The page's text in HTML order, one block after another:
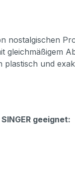
nostalgischen
gleichmäßigem
plastisch und
geeignet: